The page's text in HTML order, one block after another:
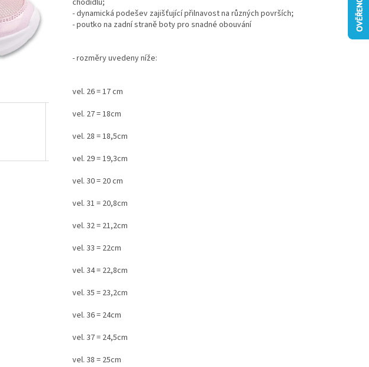
chodidlu;
- dynamická podešev zajišťující přilnavost na různých površích;
- poutko na zadní straně boty pro snadné obouvání
- rozměry uvedeny níže:
vel. 26 = 17 cm
vel. 27 = 18cm
vel. 28 = 18,5cm
vel. 29 = 19,3cm
vel. 30 = 20 cm
vel. 31 = 20,8cm
vel. 32 = 21,2cm
vel. 33 = 22cm
vel. 34 = 22,8cm
vel. 35 = 23,2cm
vel. 36 = 24cm
vel. 37 = 24,5cm
vel. 38 = 25cm